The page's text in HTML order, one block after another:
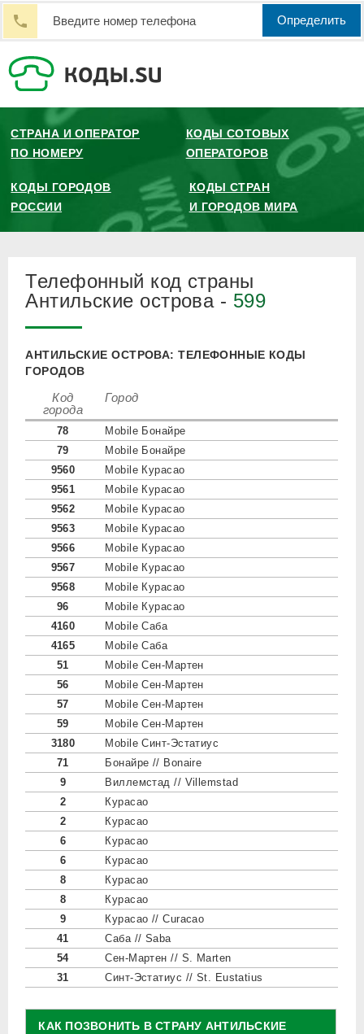
Определить
СТРАНА И ОПЕРАТОР
ПО НОМЕРУ
КОДЫ СОТОВЫХ
ОПЕРАТОРОВ
КОДЫ ГОРОДОВ
РОССИИ
КОДЫ СТРАН
И ГОРОДОВ МИРА
Телефонный код страны
Антильские острова - 599
АНТИЛЬСКИЕ ОСТРОВА: ТЕЛЕФОННЫЕ КОДЫ
ГОРОДОВ
Код
города
Город
78
Mobile Бонайре
79
Mobile Бонайре
9560
Mobile Курасао
9561
Mobile Курасао
9562
Mobile Курасао
9563
Mobile Курасао
9566
Mobile Курасао
9567
Mobile Курасао
9568
Mobile Курасао
96
Mobile Курасао
4160
Mobile Саба
4165
Mobile Саба
51
Mobile Сен-Мартен
56
Mobile Сен-Мартен
57
Mobile Сен-Мартен
59
Mobile Сен-Мартен
3180
Mobile Синт-Эстатиус
71
Бонайре // Bonaire
9
Виллемстад // Villemstad
2
Курасао
2
Курасао
6
Курасао
6
Курасао
8
Курасао
8
Курасао
9
Курасао // Curacao
41
Саба // Saba
54
Сен-Мартен // S. Marten
31
Синт-Эстатиус // St. Eustatius
КАК ПОЗВОНИТЬ В СТРАНУ АНТИЛЬСКИЕ